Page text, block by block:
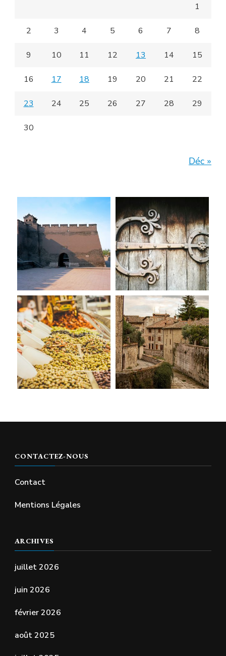
1
2 3 4 5 6 7 8
9 10 11 12 13 14 15
16 17 18 19 20 21 22
23 24 25 26 27 28 29
30
Déc »
CONTACTEZ-NOUS
Contact
Mentions Légales
ARCHIVES
juillet 2026
juin 2026
février 2026
août 2025